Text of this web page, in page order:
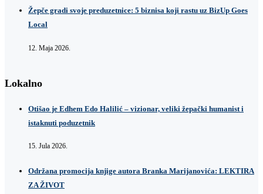
Žepče gradi svoje preduzetnice: 5 biznisa koji rastu uz BizUp Goes
Local
12. Maja 2026.
Lokalno
Otišao je Edhem Edo Halilić – vizionar, veliki žepački humanist i
istaknuti poduzetnik
15. Jula 2026.
Održana promocija knjige autora Branka Marijanovića: LEKTIRA
ZA ŽIVOT